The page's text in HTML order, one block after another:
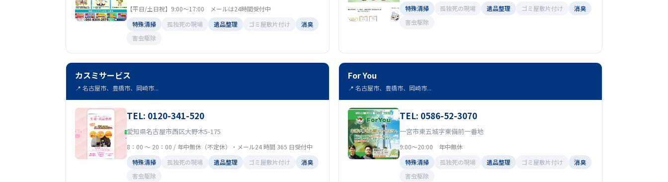
【平日/土日祝】9:00～17:00 メールは24時間受付中
特殊清掃
孤独死の現場 遺品整理 ゴミ屋敷片付け
消臭
害虫駆除
特殊清掃
孤独死の現場 遺品整理 ゴミ屋敷片付け
消臭
害虫駆除
カスミサービス
📍 名古屋市、豊橋市、岡崎市...
TEL: 0120-341-520
愛知県名古屋市西区大野木5-175
8：00 ～ 20：00 / 年中無休（不定休）・メール24 時間 365 日受付中
特殊清掃
孤独死の現場 遺品整理 ゴミ屋敷片付け
消臭
害虫駆除
For You
📍 名古屋市、豊橋市、岡崎市...
TEL: 0586-52-3070
一宮市東五城字東備前一番地
9:00～20:00 年中無休
特殊清掃
孤独死の現場 遺品整理 ゴミ屋敷片付け
消臭
害虫駆除